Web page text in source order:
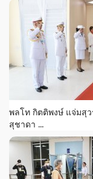
พลโท กิตติพงษ์ แจ่มสุ
สุชาดา ...